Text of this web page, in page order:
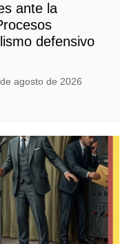
ante la
defensivo
agosto de 2026